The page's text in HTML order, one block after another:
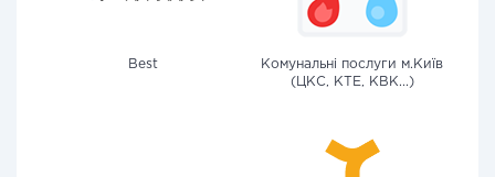
Best
Комунальні послуги м.Київ
(ЦКС, КТЕ, КВК...)